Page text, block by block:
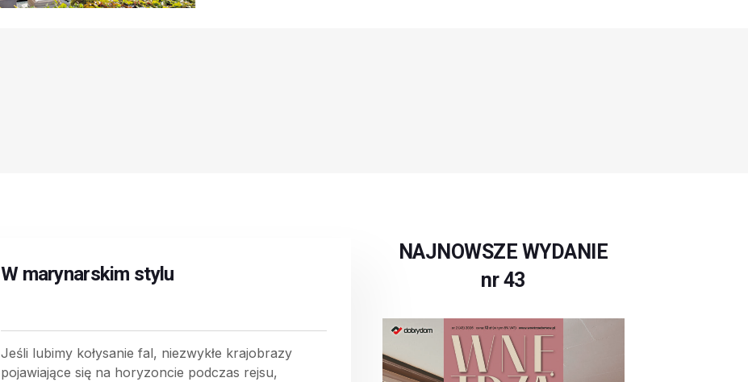
W marynarskim stylu
Jeśli lubimy kołysanie fal, niezwykłe krajobrazy
pojawiające się na horyzoncie podczas rejsu,
NAJNOWSZE WYDANIE
nr 43